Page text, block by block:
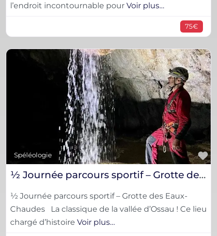
l’endroit incontournable pour Voir plus…
75€
Spéléologie
½ Journée parcours sportif – Grotte des Eaux-Chaudes
½ Journée parcours sportif – Grotte des Eaux-
Chaudes La classique de la vallée d’Ossau ! Ce lieu
chargé d’histoire Voir plus…